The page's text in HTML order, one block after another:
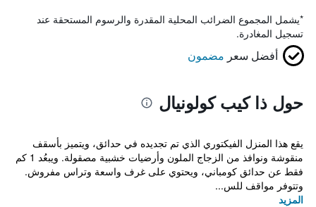
*يشمل المجموع الضرائب المحلية المقدرة والرسوم المستحقة عند
تسجيل المغادرة.
أفضل سعر مضمون
حول ذا كيب كولونيال
يقع هذا المنزل الفيكتوري الذي تم تجديده في حدائق، ويتميز بأسقف
منقوشة ونوافذ من الزجاج الملون وأرضيات خشبية مصقولة. ويبعُد 1 كم
فقط عن حدائق كومباني، ويحتوي على غرف واسعة وتراس مفروش.
وتتوفر مواقف للس...
المزيد